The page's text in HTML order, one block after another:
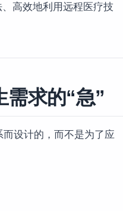
高效地利用远程医疗技
需求的“急”
设计的，而不是为了应